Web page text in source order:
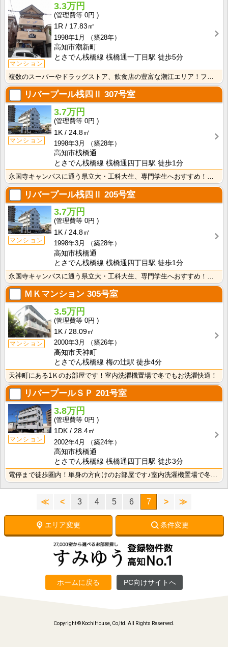
マンション
3.3万円
0円
1R
17.83㎡
1998年1月
（築28年）
高知市潮新町
とさでん桟橋線 桟橋通一丁目駅 徒歩5分
リバープール桟四Ⅱ 307号室
マンション
3.7万円
0円
1K
24.8㎡
1998年3月
（築28年）
高知市桟橋通
とさでん桟橋線 桟橋通四丁目駅 徒歩1分
リバープール桟四Ⅱ 205号室
マンション
3.7万円
0円
1K
24.8㎡
1998年3月
（築28年）
高知市桟橋通
とさでん桟橋線 桟橋通四丁目駅 徒歩1分
ＭＫマンション 305号室
マンション
3.5万円
0円
1K
28.09㎡
2000年3月
（築26年）
高知市天神町
とさでん桟橋線 梅の辻駅 徒歩4分
天神町にある1Ｋのお部屋です！室内洗濯機置場で冬でもお洗濯快適！
リバープールＳＰ 201号室
マンション
3.8万円
0円
1DK
28.4㎡
2002年4月
（築24年）
高知市桟橋通
とさでん桟橋線 桟橋通四丁目駅 徒歩3分
電停まで徒歩圏内！単身の方向けのお部屋です♪室内洗濯機置場で冬でもお洗濯快適！
≪ < 3 4 5 6 7 > ≫
エリア変更 条件変更
ホームに戻る PC向けサイトへ
Copyright © KochiHouse, Co,ltd. All Rights Reserved.